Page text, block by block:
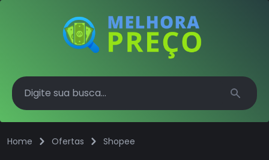
Search
Home Ofertas Shopee